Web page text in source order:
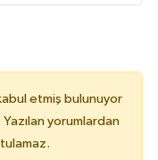
etmiş bulunuyor
yorumlardan